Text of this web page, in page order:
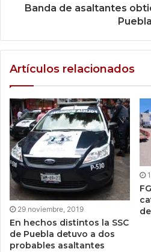
Banda de asaltantes
Puebla
Artículos relacionados
29 noviembre, 2019
En hechos distintos la SSC
de Puebla detuvo a dos
probables asaltantes